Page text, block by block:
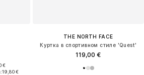
€
19,80 €
THE NORTH FACE
Куртка в спортивном стиле 'Quest'
119,00 €